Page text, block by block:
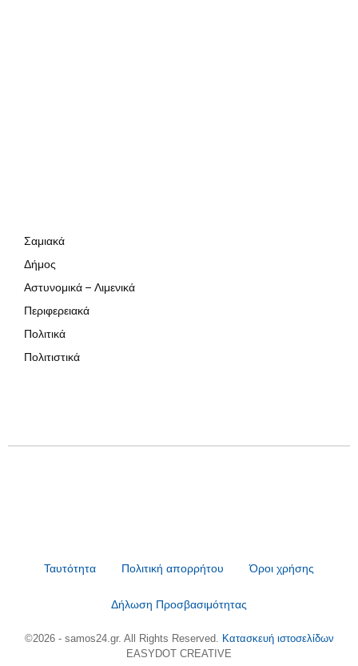
Σαμιακά
Δήμος
Αστυνομικά – Λιμενικά
Περιφερειακά
Πολιτικά
Πολιτιστικά
Ταυτότητα Πολιτική απορρήτου Όροι χρήσης
Δήλωση Προσβασιμότητας
©2026 - samos24.gr. All Rights Reserved. Κατασκευή ιστοσελίδων
EASYDOT CREATIVE